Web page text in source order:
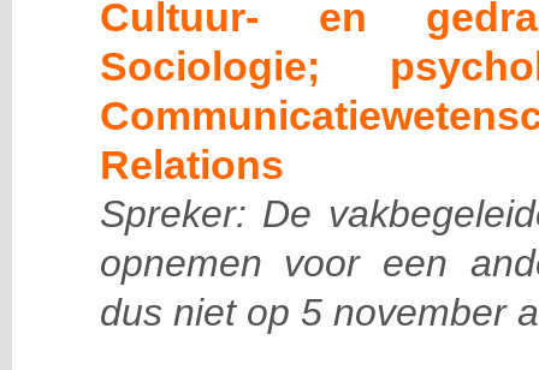
Cultuur- en
Sociologie;
Relations
Spreker: De
opnemen voor een
dus niet op 5 november